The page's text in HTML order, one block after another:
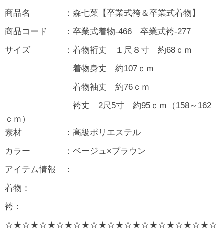
商品名 ：森七菜【卒業式袴＆卒業式着物】
商品コード ：卒業式着物-466 卒業式袴-277
サイズ ：着物裄丈 １尺８寸 約68ｃｍ
着物身丈 約107ｃｍ
着物袖丈 約76ｃｍ
袴丈 2尺5寸 約95ｃｍ（158～162
ｃｍ）
素材 ：高級ポリエステル
カラー ：ベージュ×ブラウン
アイテム情報 ：
着物：
袴：
☆★☆★☆★☆★☆★☆★☆★☆★☆★☆★☆★☆★☆